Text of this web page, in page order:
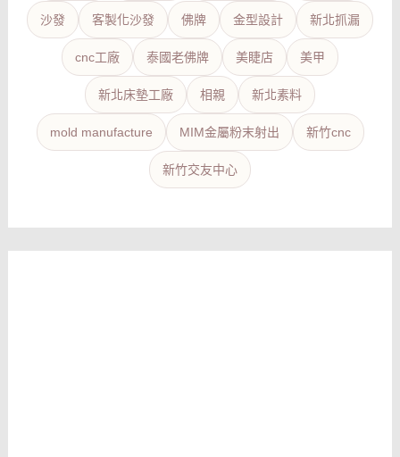
沙發 客製化沙發 佛牌 金型設計 新北抓漏
cnc工廠 泰國老佛牌 美睫店 美甲
新北床墊工廠 相親 新北素料
mold manufacture MIM金屬粉末射出 新竹cnc
新竹交友中心